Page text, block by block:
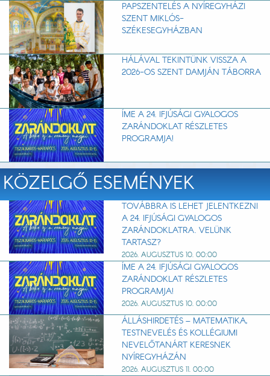
PAPSZENTELÉS A NYÍREGYHÁZI
SZENT MIKLÓS-
SZÉKESEGYHÁZBAN
HÁLÁVAL TEKINTÜNK VISSZA A
2026-OS SZENT DAMJÁN TÁBORRA
ÍME A 24. IFJÚSÁGI GYALOGOS
ZARÁNDOKLAT RÉSZLETES
PROGRAMJA!
KÖZELGŐ ESEMÉNYEK
TOVÁBBRA IS LEHET JELENTKEZNI
A 24. IFJÚSÁGI GYALOGOS
ZARÁNDOKLATRA. VELÜNK
TARTASZ?
2026. AUGUSZTUS 10. 00:00
ÍME A 24. IFJÚSÁGI GYALOGOS
ZARÁNDOKLAT RÉSZLETES
PROGRAMJA!
2026. AUGUSZTUS 10. 00:00
ÁLLÁSHIRDETÉS – MATEMATIKA,
TESTNEVELÉS ÉS KOLLÉGIUMI
NEVELŐTANÁRT KERESNEK
NYÍREGYHÁZÁN
2026. AUGUSZTUS 11. 00:00